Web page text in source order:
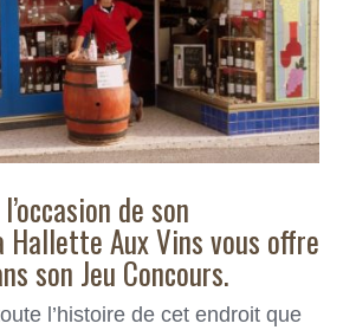
de son
Hallette Aux Vins vous offre
son Jeu Concours.
l’histoire de cet endroit que